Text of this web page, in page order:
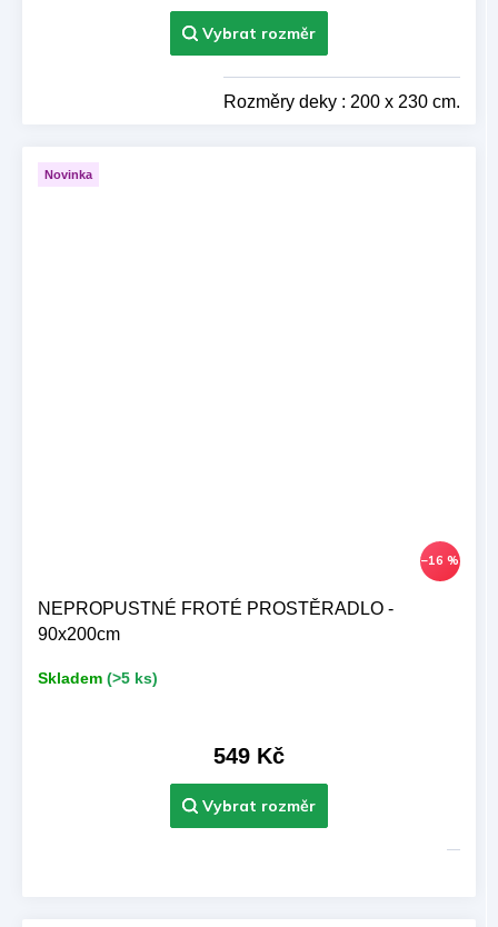
Rozměry deky : 200 x 230 cm.
Novinka
–16 %
NEPROPUSTNÉ FROTÉ PROSTĚRADLO -
90x200cm
Skladem (>5 ks)
549 Kč